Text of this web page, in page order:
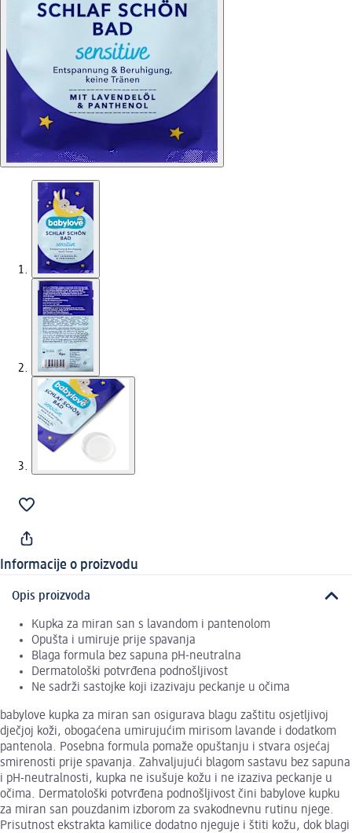
Informacije o proizvodu
Opis proizvoda
Kupka za miran san s lavandom i pantenolom
Opušta i umiruje prije spavanja
Blaga formula bez sapuna pH-neutralna
Dermatološki potvrđena podnošljivost
Ne sadrži sastojke koji izazivaju peckanje u očima
babylove kupka za miran san osigurava blagu zaštitu osjetljivoj
dječjoj koži, obogaćena umirujućim mirisom lavande i dodatkom
pantenola. Posebna formula pomaže opuštanju i stvara osjećaj
smirenosti prije spavanja. Zahvaljujući blagom sastavu bez sapuna
i pH-neutralnosti, kupka ne isušuje kožu i ne izaziva peckanje u
očima. Dermatološki potvrđena podnošljivost čini babylove kupku
za miran san pouzdanim izborom za svakodnevnu rutinu njege.
Prisutnost ekstrakta kamilice dodatno njeguje i štiti kožu, dok blagi